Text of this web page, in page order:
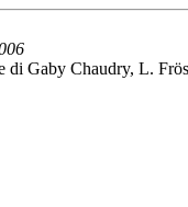
Gaby Chaudry, L.